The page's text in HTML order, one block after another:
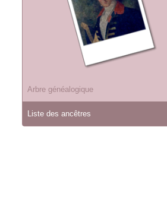
Arbre généalogique
Liste des ancêtres